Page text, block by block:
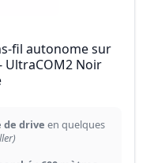
fil autonome sur
UltraCOM2 Noir
de drive en quelques